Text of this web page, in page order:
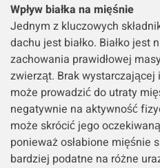
Wpływ białka na mięśnie
Jednym z kluczowych
dachu jest białko. Białko jest
zachowania prawidłowej
zwierząt. Brak wystarczającej
może prowadzić do utraty
negatywnie na aktywność
może skrócić jego
ponieważ osłabione mięśnie
bardziej podatne na różne